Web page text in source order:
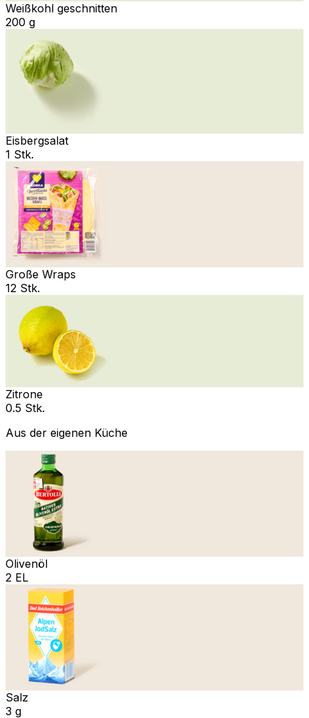
Weißkohl geschnitten
200 g
Eisbergsalat
1 Stk.
Große Wraps
12 Stk.
Zitrone
0.5 Stk.
Aus der eigenen Küche
Olivenöl
2 EL
Salz
3 g